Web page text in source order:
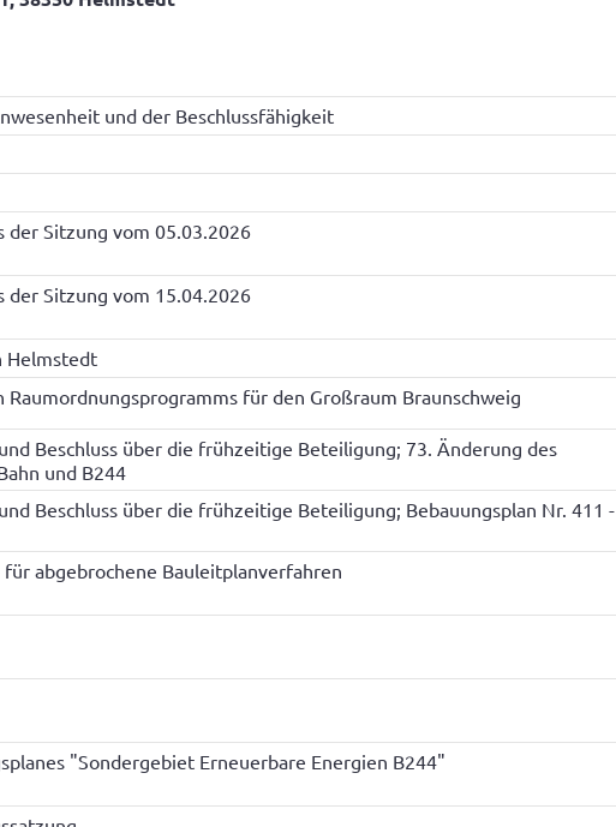
und der Beschlussfähigkeit
der Sitzung vom 05.03.2026
der Sitzung vom 15.04.2026
Helmstedt
für den Großraum Braunschweig
Beschluss über die frühzeitige Beteiligung; 73. Änderung des
und B244
Beschluss über die frühzeitige Beteiligung; Bebauungsplan Nr. 411 -
abgebrochene Bauleitplanverfahren
"Sondergebiet Erneuerbare Energien B244"